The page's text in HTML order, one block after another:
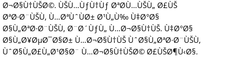
Ø¬Ø§Ù†ÙŠØ©. ÙŠÙ…ÙƒÙ†Ùƒ ØªØ­Ù…ÙŠÙ„ Ø£ÙŠ
ØªØ·Ø¨ÙŠÙ‚ Ù…ØªÙˆÙØ± Ø¹Ù„Ù‰ Ù‡Ø°Ø§
Ø§Ù„ØªØ·Ø¨ÙŠÙ‚ Ø¨Ø´ÙƒÙ„ Ù…Ø¬Ø§Ù†ÙŠ. Ù‡Ø°Ø§
Ø§Ù„Ø¥ØµØ¯Ø§Ø± Ù…Ø¬Ø§Ù†ÙŠ ÙˆØ§Ù„ØªØ·Ø¨ÙŠÙ‚
ÙˆØ§Ù„Ø£Ù„Ø¹Ø§Ø¨ Ù…Ø¬Ø§Ù†ÙŠØ© Ø£ÙŠØ¶Ù‹Ø§.